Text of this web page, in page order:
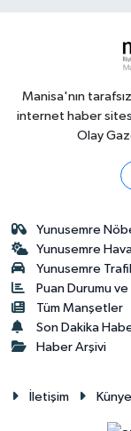
Manisa'nın
internet haber
Olay
Yunusemre
Yunusemre
Yunusemre
Puan Durumu
Tüm Manşetler
Son Dakika
Haber Arşivi
İletişim Künye